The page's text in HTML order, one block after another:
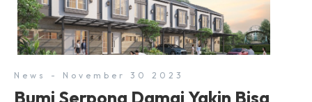
yang sama. Padahal anggapan tersebut kurang tepat.
Sebab Serpong dan BSD merupakan dua kawasan yang
berbeda. Berikut penjelasannya. Baca Juga: […]
News - November 30 2023